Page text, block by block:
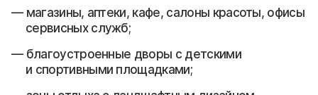
магазины, аптеки, кафе, салоны красоты, офисы
сервисных служб;
благоустроенные дворы с детскими
и спортивными площадками;